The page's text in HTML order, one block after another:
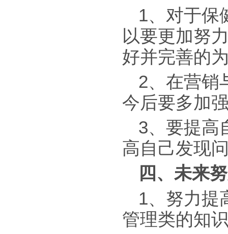
1、对于保
以要更加努
好并完善的
2、在营销
今后要多加
3、要提高
高自己发现
四、未来
1、努力提
管理类的知